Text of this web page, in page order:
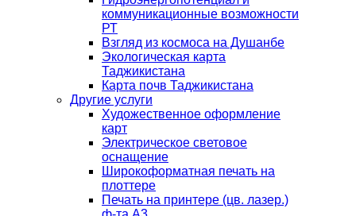
коммуникационные возможности
РТ
Взгляд из космоса на Душанбе
Экологическая карта
Таджикистана
Карта почв Таджикистана
Другие услуги
Художественное оформление
карт
Электрическое световое
оснащение
Широкоформатная печать на
плоттере
Печать на принтере (цв. лазер.)